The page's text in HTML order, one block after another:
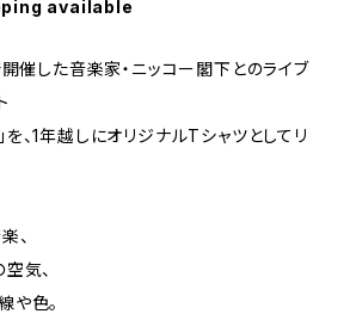
available
催した音楽家・ニッコー閣下とのライブ
、1年越しにオリジナルTシャツとしてリ
、
気、
や色。